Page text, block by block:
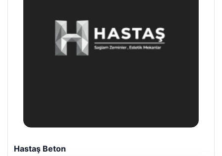
Enes Kaplan Avukatlık Bürosu